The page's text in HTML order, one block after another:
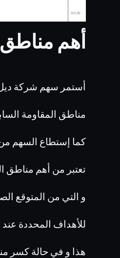
أهم
أستمر سهم شركة ديل
مناطق المقاومة
كما إستطاع السهم
تعتبر من أهم مناطق
و التي من المتوقع
للأهداف المحددة عند مستويات الـ
هذا و في حالة كسر